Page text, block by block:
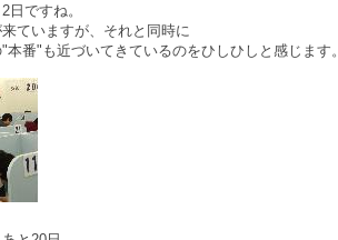
日ですね。
ていますが、それと同時に
本番"も近づいてきているのをひしひしと感じます